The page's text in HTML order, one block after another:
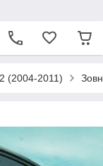
(2004-2011)